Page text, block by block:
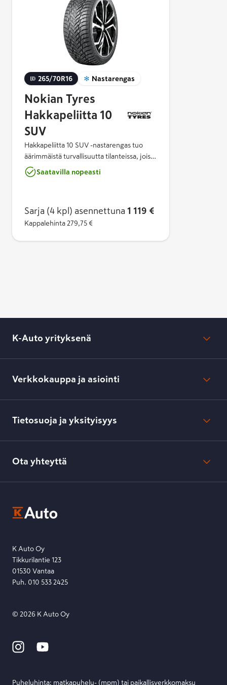
265/70R16 Nastarengas
Nokian Tyres
Hakkapeliitta 10
SUV
Hakkapeliitta 10 SUV -nastarengas tuo
äärimmäistä turvallisuutta tilanteissa, joissa
sitä eniten tarvitaan. Nokian Tyres
Hakkapeliitta 10 SUV on seuraavan
ajomukavuutta ja ympäristöystävällisyyttä.
Nokian Renkaiden tuplanastateknologia
Saatavilla nopeasti
Sarja (4 kpl) asennettuna 1 119 €
Kappalehinta 279,75 €
K-Auto yrityksenä
Lehdistötiedotteet
Toimipisteiden yhteystiedot
Verkkokauppa ja asiointi
Toimitustavat ja -kulut
Verkkokaupan peruuttamisilmoitus
Saavutettavuus
Tietosuoja ja yksityisyys
Kesko-konsernin verkkoselailurekisteri
K-Ryhmän evästekäytännöt
Ota yhteyttä
Etsi toimipiste
K Auto Oy
Tikkurilantie 123
01530 Vantaa
Puh. 010 533 2425
© 2026 K Auto Oy
Puheluhinta: matka­puhelu- (mpm) tai paikallis­verkko­maksu